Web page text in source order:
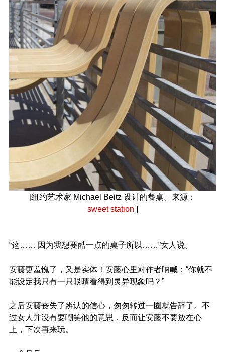
[纽约艺术家 Michael Beitz 设计的餐桌。来源：
sweet station ]
“这…… 因为我想要酷一点的桌子所以……”女人说。
安藤更羞愧了，又是实体！安藤心里对作者呐喊：“你就不
能设定我只有一只眼睛看得到灵异现象吗？”
之后安藤丧失了辨认的信心，匆匆转过一圈就告辞了。不
过女人并没有要嘲笑他的意思，反而让安藤不要放在心
上，下次再来玩。